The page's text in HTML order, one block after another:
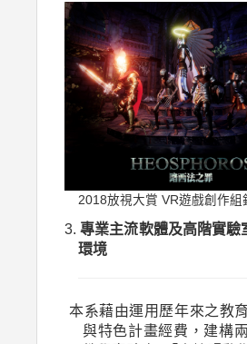
2018放視大賞 VR遊戲創作組
專業主流軟體及高階實驗
環境
本系藉由運用歷年來之教
與特色計畫經費，建構